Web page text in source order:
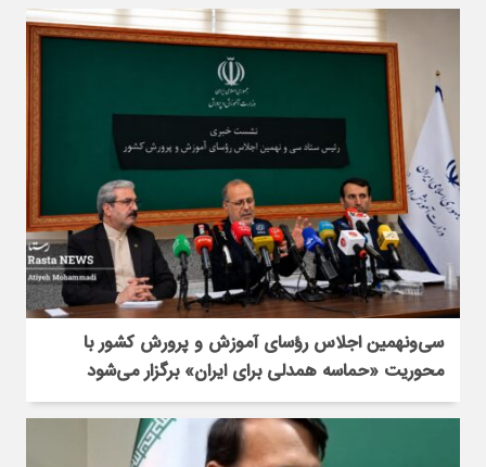
سی‌ونهمین اجلاس رؤسای آموزش و پرورش کشور با
محوریت «حماسه همدلی برای ایران» برگزار می‌شود